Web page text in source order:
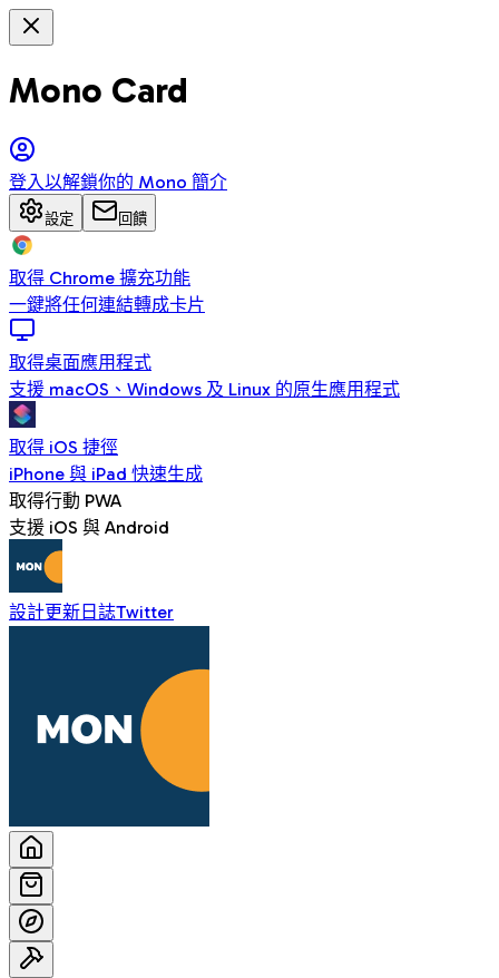
Mono Card
登入以解鎖你的 Mono 簡介
設定 回饋
取得 Chrome 擴充功能
一鍵將任何連結轉成卡片
取得桌面應用程式
支援 macOS、Windows 及 Linux 的原生應用程式
取得 iOS 捷徑
iPhone 與 iPad 快速生成
取得行動 PWA
支援 iOS 與 Android
設計更新日誌Twitter